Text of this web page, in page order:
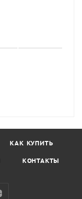
КАК КУПИТЬ
КОНТАКТЫ